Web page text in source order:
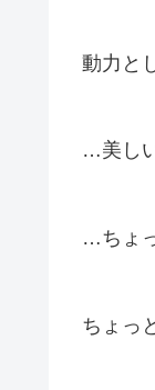
動力と
…美し
…ちょ
ちょっ